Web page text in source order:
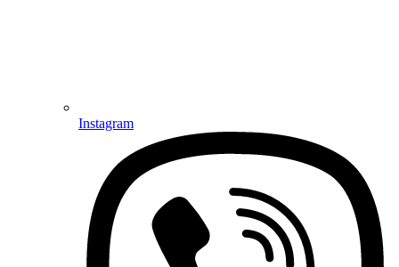
Instagram